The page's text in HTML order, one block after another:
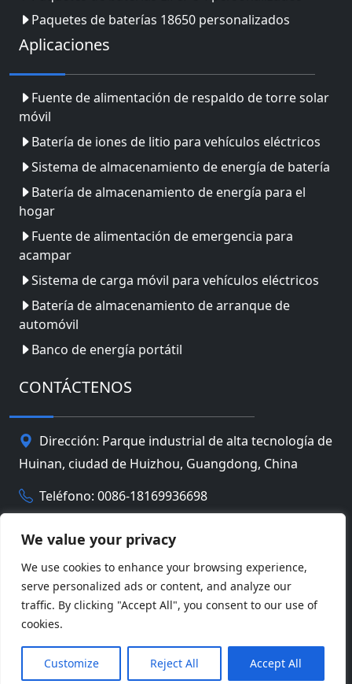
We value your privacy
We use cookies to enhance your browsing experience,
serve personalized ads or content, and analyze our
traffic. By clicking "Accept All", you consent to our use of
cookies.
Customize Reject All Accept All
Paquetes de baterías 18650 personalizados
Aplicaciones
Fuente de alimentación de respaldo de torre solar
móvil
Batería de iones de litio para vehículos eléctricos
Sistema de almacenamiento de energía de batería
Batería de almacenamiento de energía para el
hogar
Fuente de alimentación de emergencia para
acampar
Sistema de carga móvil para vehículos eléctricos
Batería de almacenamiento de arranque de
automóvil
Banco de energía portátil
CONTÁCTENOS
Dirección: Parque industrial de alta tecnología de
Huinan, ciudad de Huizhou, Guangdong, China
Teléfono: 0086-18169936698
Email: info@jbbatterychina.com
Política de privacidad
© Derechos de autor 2026 Tecnología limitada de la
derechos.
LinkedInWhatsAppCompartir